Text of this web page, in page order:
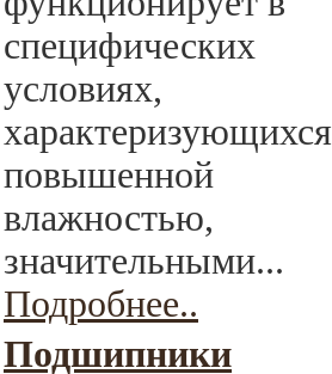
специфических
условиях,
характеризующихся
повышенной
влажностью,
значительными...
Подробнее..
Подшипники